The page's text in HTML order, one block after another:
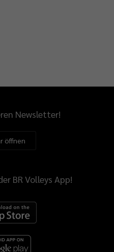
Newsletter!
öffnen
BR Volleys App!